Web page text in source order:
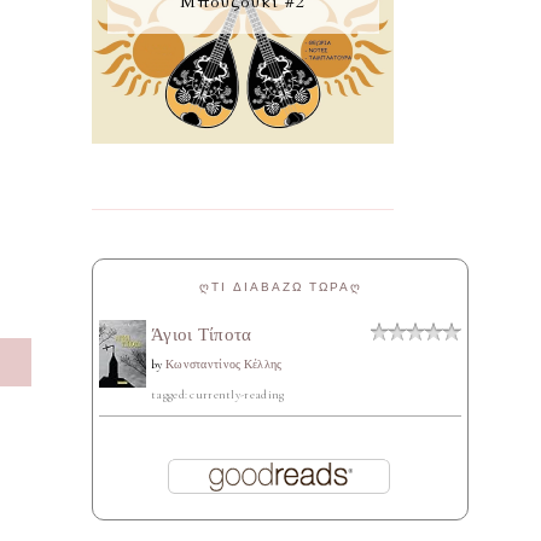
ᲦΤΙ ΔΙΑΒΑΖΩ ΤΩΡΑᲦ
Άγιοι Τίποτα
by Κωνσταντίνος Κέλλης
tagged: currently-reading